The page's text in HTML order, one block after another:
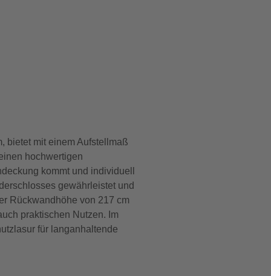
bietet mit einem Aufstellmaß
hochwertigen
kommt und individuell
gewährleistet und
Rückwandhöhe von 217 cm
praktischen Nutzen. Im
für langanhaltende